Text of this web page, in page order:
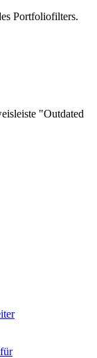
Portfoliofilters.
"Outdated